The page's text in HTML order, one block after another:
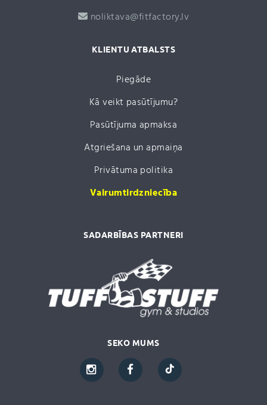
noliktava@fitfactory.lv
KLIENTU ATBALSTS
Piegāde
Kā veikt pasūtījumu?
Pasūtījuma apmaksa
Atgriešana un apmaiņa
Privātuma politika
Vairumtirdzniecība
SADARBĪBAS PARTNERI
SEKO MUMS